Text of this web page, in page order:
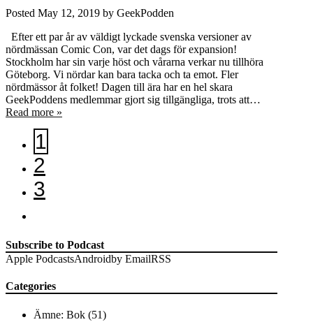
Posted May 12, 2019 by GeekPodden
Efter ett par år av väldigt lyckade svenska versioner av
nördmässan Comic Con, var det dags för expansion!
Stockholm har sin varje höst och vårarna verkar nu tillhöra
Göteborg. Vi nördar kan bara tacka och ta emot. Fler
nördmässor åt folket! Dagen till ära har en hel skara
GeekPoddens medlemmar gjort sig tillgängliga, trots att…
Read more »
1
2
3
Subscribe to Podcast
Apple PodcastsAndroidby EmailRSS
Categories
Ämne: Bok (51)